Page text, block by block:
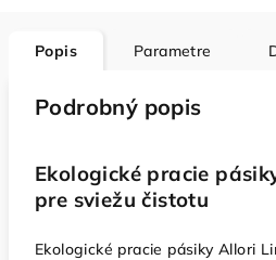
Popis Parametre
Podrobný popis
Ekologické pracie
pre sviežu čistotu
Ekologické pracie pásiky Allori